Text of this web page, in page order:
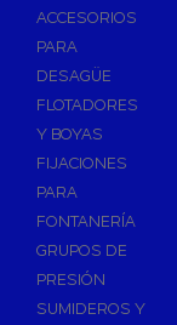
ACCESORIOS
PARA
DESAGÜE
FLOTADORES
Y BOYAS
FIJACIONES
PARA
FONTANERÍA
GRUPOS DE
PRESIÓN
SUMIDEROS Y